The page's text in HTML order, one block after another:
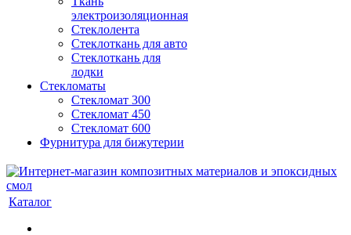
электроизоляционная
Стеклолента
Стеклоткань для авто
Стеклоткань для
лодки
Стекломаты
Стекломат 300
Стекломат 450
Стекломат 600
Фурнитура для бижутерии
Каталог